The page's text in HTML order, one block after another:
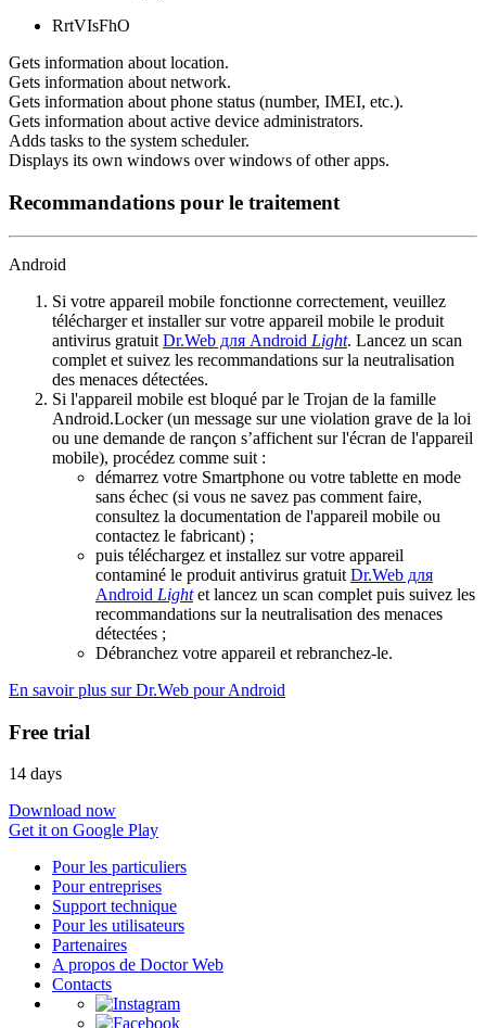
RrtVIsFhO
Gets information about location.
Gets information about network.
Gets information about phone status (number, IMEI, etc.).
Gets information about active device administrators.
Adds tasks to the system scheduler.
Displays its own windows over windows of other apps.
Recommandations pour le traitement
Android
Si votre appareil mobile fonctionne correctement, veuillez
télécharger et installer sur votre appareil mobile le produit
antivirus gratuit Dr.Web для Android Light. Lancez un scan
complet et suivez les recommandations sur la neutralisation
des menaces détectées.
Si l'appareil mobile est bloqué par le Trojan de la famille
Android.Locker (un message sur une violation grave de la loi
ou une demande de rançon s’affichent sur l'écran de l'appareil
mobile), procédez comme suit :
démarrez votre Smartphone ou votre tablette en mode
sans échec (si vous ne savez pas comment faire,
consultez la documentation de l'appareil mobile ou
contactez le fabricant) ;
puis téléchargez et installez sur votre appareil
contaminé le produit antivirus gratuit Dr.Web для
Android Lightet lancez un scan complet puis suivez les
recommandations sur la neutralisation des menaces
détectées ;
Débranchez votre appareil et rebranchez-le.
En savoir plus sur Dr.Web pour Android
Free trial
14 days
Download now
Get it on Google Play
Pour les particuliers
Pour entreprises
Support technique
Pour les utilisateurs
Partenaires
A propos de Doctor Web
Contacts